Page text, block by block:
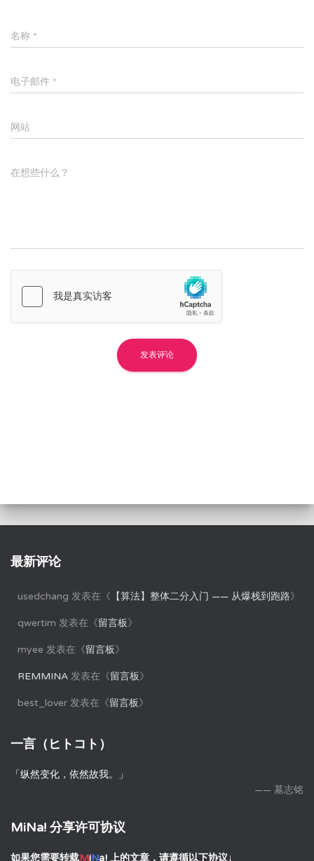
名称 *
电子邮件 *
网站
在想些什么？
最新评论
usedchang 发表在《 【算法】整体二分入门 —— 从爆栈到跑路》
qwertim 发表在《留言板》
myee 发表在《留言板》
REMMINA 发表在《留言板》
best_lover 发表在《留言板》
一言（ヒトコト）
「纵然变化，依然故我。」
—— 墓志铭
MiNa! 分享许可协议
如果您需要转载MiNa! 上的文章，请遵循以下协议↓